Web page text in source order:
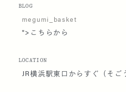
BLOG
megumi_basket
">こちらから
LOCATION
JR横浜駅東口からすぐ（そご